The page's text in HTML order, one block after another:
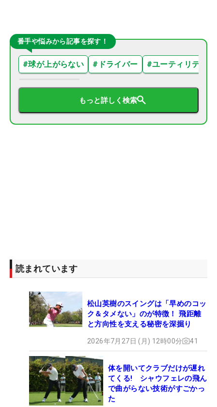
番手や悩みから記事を探す！
#球が上がらない # ドライバー #ユーティリティ
もっと詳しく検索
読まれています
松山英樹のスイングは「早めのコッ
ク＆タメない」のが特徴！ 飛距離
と方向性を支える秘密を深掘り
2026年7月27日 (月) 12時00分 41
体を開いてクラブだけが遅れ
てくる! シャウフェレの飛ん
で曲がらない技術がすごかっ
た